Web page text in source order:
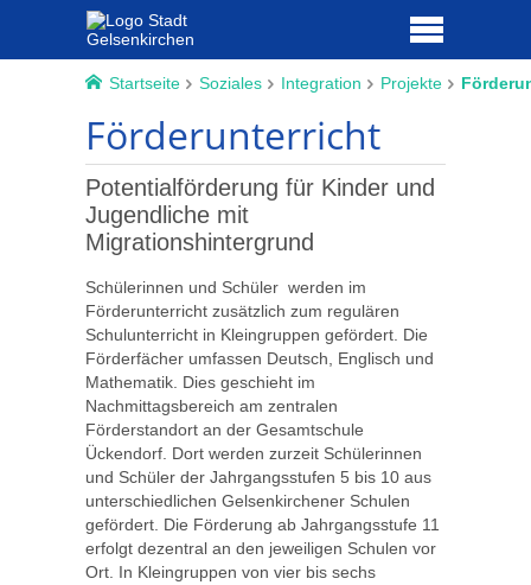
Startseite Soziales Integration Projekte
Förderunterricht
Potentialförderung für Kinder und
Jugendliche mit
Migrationshintergrund
Schülerinnen und Schüler werden im
Förderunterricht zusätzlich zum regulären
Schulunterricht in Kleingruppen gefördert. Die
Förderfächer umfassen Deutsch, Englisch und
Mathematik. Dies geschieht im
Nachmittagsbereich am zentralen
Förderstandort an der Gesamtschule
Ückendorf. Dort werden zurzeit Schülerinnen
und Schüler der Jahrgangsstufen 5 bis 10 aus
unterschiedlichen Gelsenkirchener Schulen
gefördert. Die Förderung ab Jahrgangsstufe 11
erfolgt dezentral an den jeweiligen Schulen vor
Ort. In Kleingruppen von vier bis sechs